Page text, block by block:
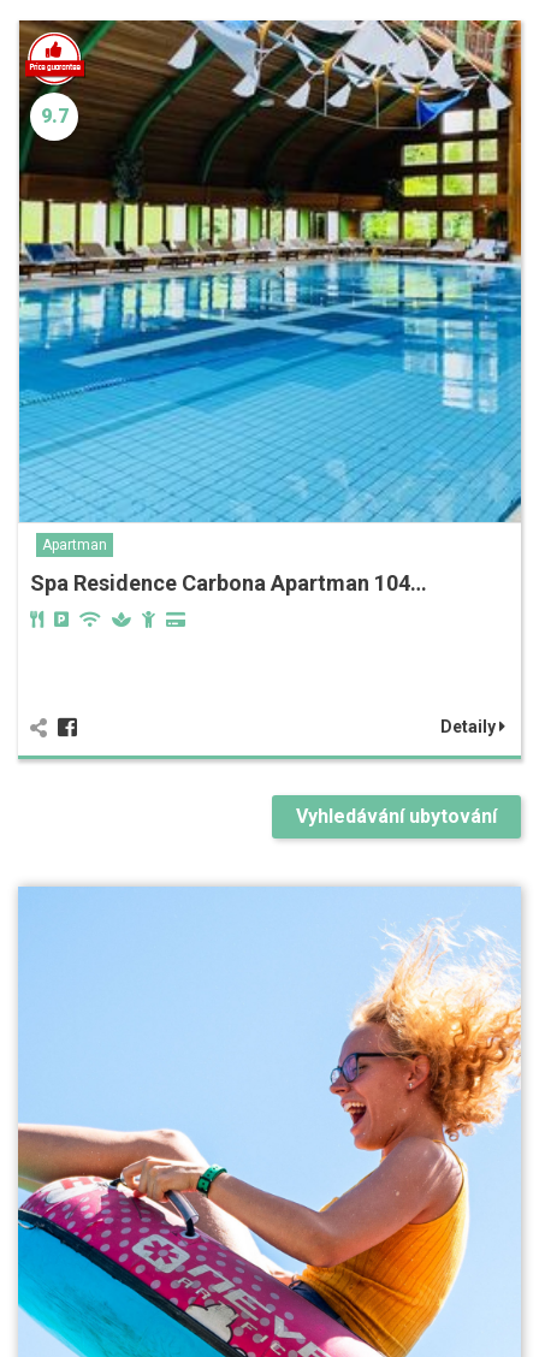
9.7
Apartman
Spa Residence Carbona Apartman 104…
Detaily
Vyhledávání ubytování